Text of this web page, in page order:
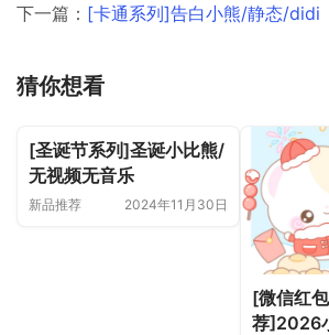
下一篇： [卡通系列]告白小熊/静态/didi
猜你想看
[圣诞节系列]圣诞小比熊/
无视频无音乐
新品推荐 2024年11月30日
[微信红
荐]2026